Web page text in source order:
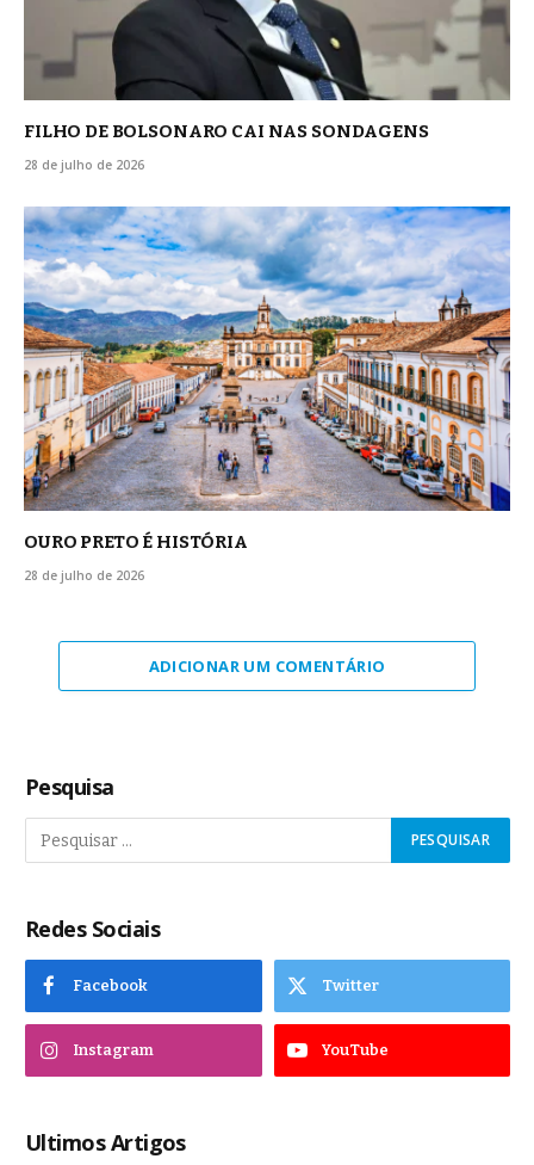
FILHO DE BOLSONARO CAI NAS SONDAGENS
28 de julho de 2026
OURO PRETO É HISTÓRIA
28 de julho de 2026
ADICIONAR UM COMENTÁRIO
Pesquisa
Redes Sociais
Facebook Twitter
Instagram YouTube
Ultimos Artigos